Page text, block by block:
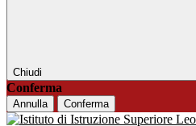
Chiudi
Conferma
Annulla Conferma